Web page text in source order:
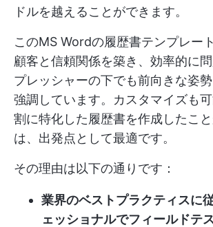
ドルを越えることができます。
このMS Wordの履歴書テンプレー
顧客と信頼関係を築き、効率的に問
プレッシャーの下でも前向きな姿
強調しています。カスタマイズも
割に特化した履歴書を作成したこ
は、出発点として最適です。
その理由は以下の通りです：
業界のベストプラクティスに
ェッショナルでフィールドテ